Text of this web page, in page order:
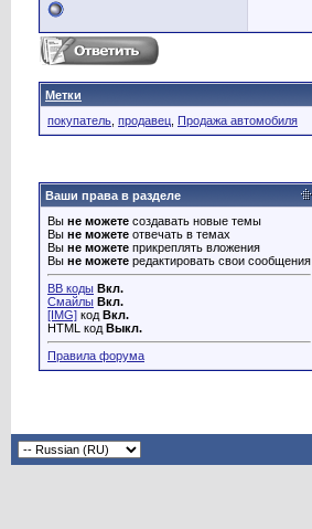
Метки
покупатель продавец Продажа автомобиля
Ваши права в разделе
Вы не можете создавать новые темы
Вы не можете отвечать в темах
Вы не можете прикреплять вложения
Вы не можете редактировать свои сообщения
BB коды Вкл.
Смайлы Вкл.
[IMG] код Вкл.
HTML код Выкл.
Правила форума